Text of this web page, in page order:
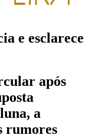
e esclarece
após
a
rumores